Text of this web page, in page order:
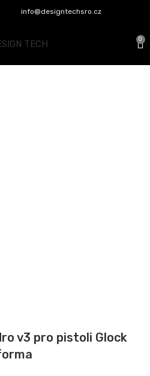
info@designtechsro.cz
0
v3 pro pistoli Glock